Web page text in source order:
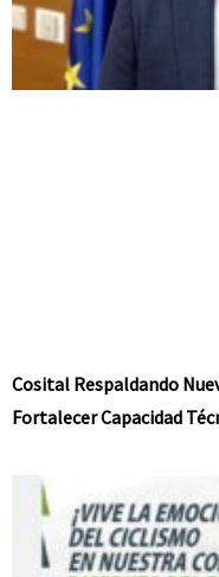
Cosital Respaldando
Fortalecer Capacidad